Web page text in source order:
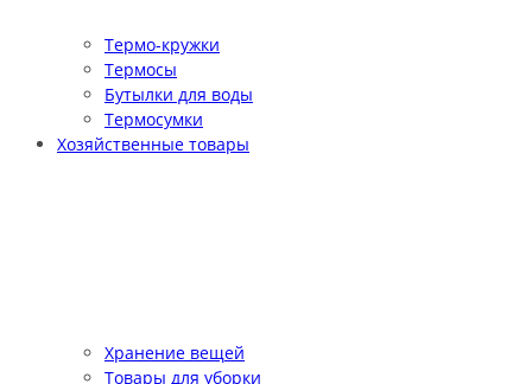
Термо-кружки
Термосы
Бутылки для воды
Термосумки
Хозяйственные товары
Хранение вещей
Товары для уборки